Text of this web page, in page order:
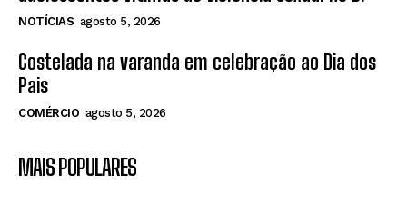
NOTÍCIAS agosto 5, 2026
Costelada na varanda em celebração ao Dia dos
Pais
COMÉRCIO agosto 5, 2026
MAIS POPULARES